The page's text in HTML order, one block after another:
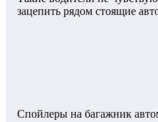
зацепить рядом стоящие
Спойлеры на багажник